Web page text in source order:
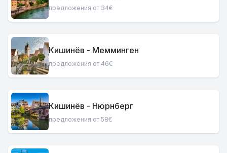
предложения от 34€
Кишинёв - Мемминген
предложения от 46€
Кишинёв - Нюрнберг
предложения от 58€